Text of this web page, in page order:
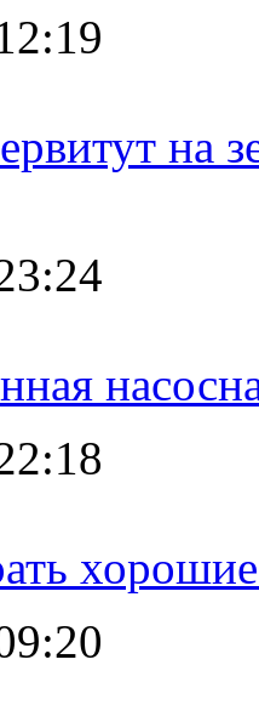
на